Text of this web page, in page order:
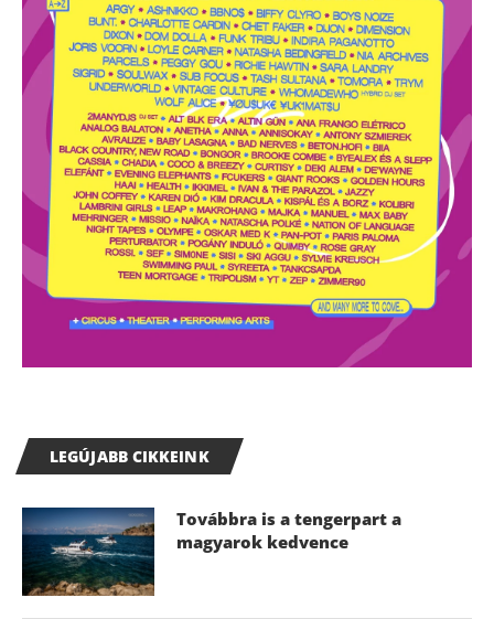
LEGÚJABB CIKKEINK
Továbbra is a tengerpart a
magyarok kedvence